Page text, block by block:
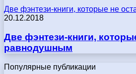
Две фэнтези-книги, которые не
20.12.2018
Две фэнтези-книги,
равнодушным
Популярные публикации